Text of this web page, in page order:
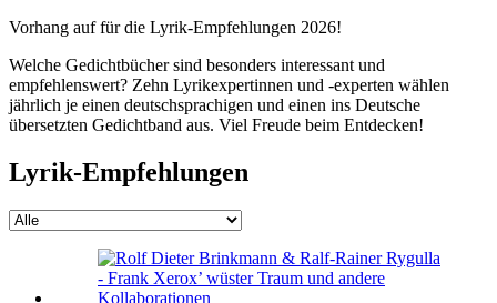
Vorhang auf für die Lyrik-Empfehlungen 2026!
Welche Gedichtbücher sind besonders interessant und
empfehlenswert? Zehn Lyrikexpertinnen und -experten wählen
jährlich je einen deutschsprachigen und einen ins Deutsche
übersetzten Gedichtband aus. Viel Freude beim Entdecken!
Lyrik-Empfehlungen